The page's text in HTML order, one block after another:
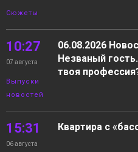
Сюжеты
10:27
07 августа
Выпуски
новостей
06.08.2026
Незваный
твоя
15:31
06 августа
Квартира с